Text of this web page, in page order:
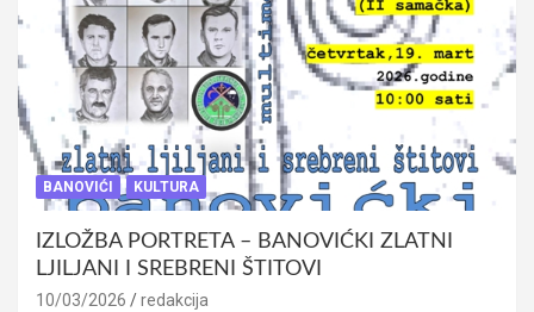
BANOVIĆI KULTURA
IZLOŽBA PORTRETA – BANOVIĆKI ZLATNI
LJILJANI I SREBRENI ŠTITOVI
10/03/2026 redakcija